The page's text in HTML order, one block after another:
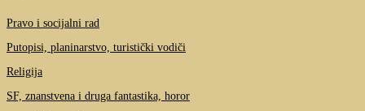
Pravo i socijalni rad
Putopisi, planinarstvo, turistički vodiči
Religija
SF, znanstvena i druga fantastika, horor